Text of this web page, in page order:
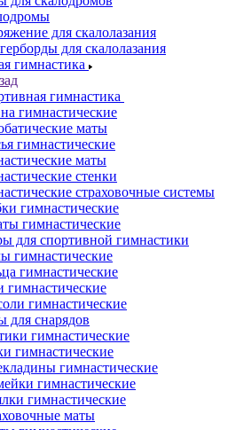
для скалолазания
для скалолазания
гимнастика
гимнастика
гимнастические
маты
гимнастические
маты
стенки
страховочные системы
гимнастические
гимнастические
для спортивной гимнастики
гимнастические
гимнастические
гимнастические
гимнастические
для снарядов
гимнастические
гимнастические
гимнастические
гимнастические
гимнастические
маты